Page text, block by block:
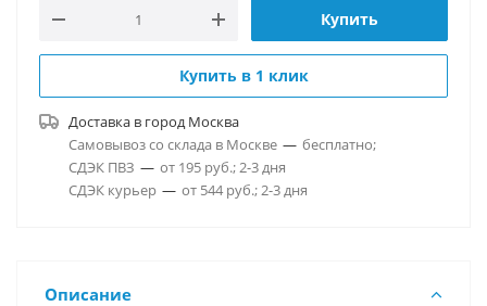
Купить
Купить в 1 клик
Доставка в городМосква
Самовывоз со склада в Москве — бесплатно;
СДЭК ПВЗ — от 195 руб.; 2-3 дня
СДЭК курьер — от 544 руб.; 2-3 дня
Описание